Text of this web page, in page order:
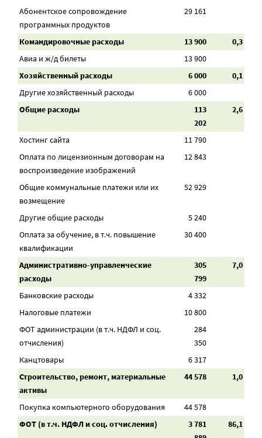
Абонентское сопровождение
программных продуктов
29 161
Командировочные расходы 13 900
0,3
Авиа и ж/д билеты
13 900
Хозяйственный расходы
6 000
0,1
Другие хозяйственный расходы
6 000
Общие расходы
113
202
2,6
Хостинг сайта
11 790
Оплата по лицензионным договорам на
воспроизведение изображений
12 843
Общие коммунальные платежи или их
возмещение
52 929
Другие общие расходы
5 240
Оплата за обучение, в т.ч. повышение
квалификации
30 400
Административно-управленческие
расходы
305
799
7,0
Банковские расходы
4 332
Налоговые платежи
10 800
ФОТ администрации (в т.ч. НДФЛ и соц.
отчисления)
284
350
Канцтовары
6 317
Строительство, ремонт, материальные
активы
44 578 1,0
Покупка компьютерного оборудования
44 578
ФОТ (в т.ч. НДФЛ и соц. отчисления)
3 781
86,1